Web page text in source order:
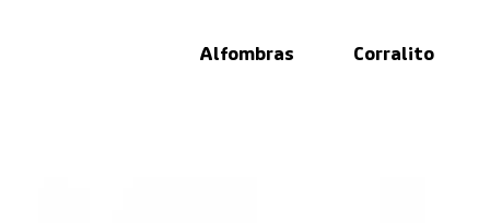
Alfombras Corralito